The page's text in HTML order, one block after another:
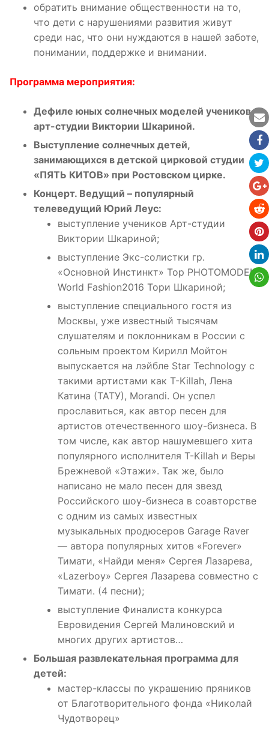
обратить внимание общественности на то,
что дети с нарушениями развития живут
среди нас, что они нуждаются в нашей заботе,
понимании, поддержке и внимании.
Программа мероприятия:
Дефиле юных солнечных моделей учеников
арт-студии Виктории Шкариной.
Выступление солнечных детей,
занимающихся в детской цирковой студии
«ПЯТЬ КИТОВ» при Ростовском цирке.
Концерт. Ведущий – популярный
телеведущий Юрий Леус:
выступление учеников Арт-студии
Виктории Шкариной;
выступление Экс-солистки гр.
«Основной Инстинкт» Top PHOTOMODEL
World Fashion2016 Тори Шкариной;
выступление специального гостя из
Москвы, уже известный тысячам
слушателям и поклонникам в России с
сольным проектом Кирилл Мойтон
выпускается на лэйбле Star Technology с
такими артистами как T-Killah, Лена
Катина (ТАТУ), Morandi. Он успел
прославиться, как автор песен для
артистов отечественного шоу-бизнеса. В
том числе, как автор нашумевшего хита
популярного исполнителя T-Killah и Веры
Брежневой «Этажи». Так же, было
написано не мало песен для звезд
Российского шоу-бизнеса в соавторстве
с одним из самых известных
музыкальных продюсеров Garage Raver
— автора популярных хитов «Forever»
Тимати, «Найди меня» Сергея Лазарева,
«Lazerboy» Сергея Лазарева совместно с
Тимати. (4 песни);
выступление Финалиста конкурса
Евровидения Сергей Малиновский и
многих других артистов…
Большая развлекательная программа для
детей:
мастер-классы по украшению пряников
от Благотворительного фонда «Николай
Чудотворец»